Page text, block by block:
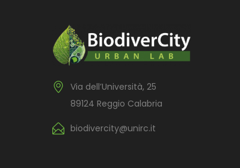
Via dell’Università, 25
89124 Reggio Calabria
biodivercity@unirc.it